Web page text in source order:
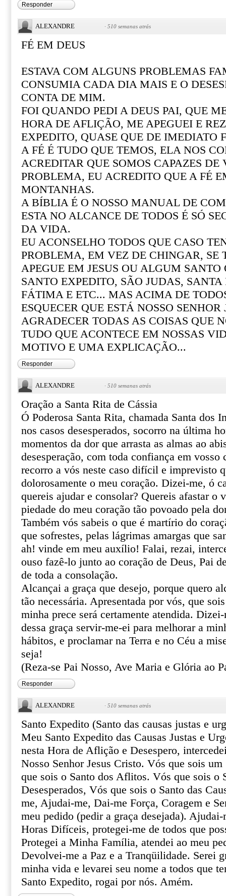
Responder
ALEXANDRE · 510 semanas atrás
FÉ EM DEUS
ESTAVA COM ALGUNS PROBLEMAS
CONSUMIA CADA DIA MAIS E O
CONTA DE MIM.
FOI QUANDO PEDI A DEUS PAI, QUE
HORA DE AFLIÇÃO, ME APEGUEI E
EXPEDITO, QUASE QUE DE IMEDIATO
A FÉ É TUDO QUE TEMOS, ELA NOS
ACREDITAR QUE SOMOS CAPAZES DE
PROBLEMA, EU ACREDITO QUE A FÉ
MONTANHAS.
A BÍBLIA É O NOSSO MANUAL DE
ESTA NO ALCANCE DE TODOS É SÓ
DA VIDA.
EU ACONSELHO TODOS QUE CASO
PROBLEMA, EM VEZ DE CHINGAR, SE
APEGUE EM JESUS OU ALGUM SANTO
SANTO EXPEDITO, SÃO JUDAS, SANTA
FÁTIMA E ETC... MAS ACIMA DE
ESQUECER QUE ESTÁ NOSSO SENHOR
AGRADECER TODAS AS COISAS QUE
TUDO QUE ACONTECE EM NOSSAS
MOTIVO E UMA EXPLICAÇÃO...
Responder
ALEXANDRE · 510 semanas atrás
Oração a Santa Rita de Cássia
Ó Poderosa Santa Rita, chamada Santa dos
nos casos desesperados, socorro na última
momentos da dor que arrasta as almas ao
desesperação, com toda confiança em vosso
recorro a vós neste caso difícil e imprevisto
dolorosamente o meu coração. Dizei-me, ó
quereis ajudar e consolar? Quereis afastar o
piedade do meu coração tão povoado pela
Também vós sabeis o que é martírio do
que sofrestes, pelas lágrimas amargas que
ah! vinde em meu auxílio! Falai, rezai,
ouso fazê-lo junto ao coração de Deus, Pai
de toda a consolação.
Alcançai a graça que desejo, porque quero
tão necessária. Apresentada por vós, que
minha prece será certamente atendida.
dessa graça servir-me-ei para melhorar a
hábitos, e proclamar na Terra e no Céu a
seja!
(Reza-se Pai Nosso, Ave Maria e Glória ao
Responder
ALEXANDRE · 510 semanas atrás
Santo Expedito (Santo das causas justas e
Meu Santo Expedito das Causas Justas e
nesta Hora de Aflição e Desespero,
Nosso Senhor Jesus Cristo. Vós que sois
que sois o Santo dos Aflitos. Vós que sois o
Desesperados, Vós que sois o Santo das
me, Ajudai-me, Dai-me Força, Coragem e
meu pedido (pedir a graça desejada). Ajudai-
Horas Difíceis, protegei-me de todos que
Protegei a Minha Família, atendei ao meu
Devolvei-me a Paz e a Tranqüilidade. Serei
minha vida e levarei seu nome a todos que
Santo Expedito, rogai por nós. Amém.